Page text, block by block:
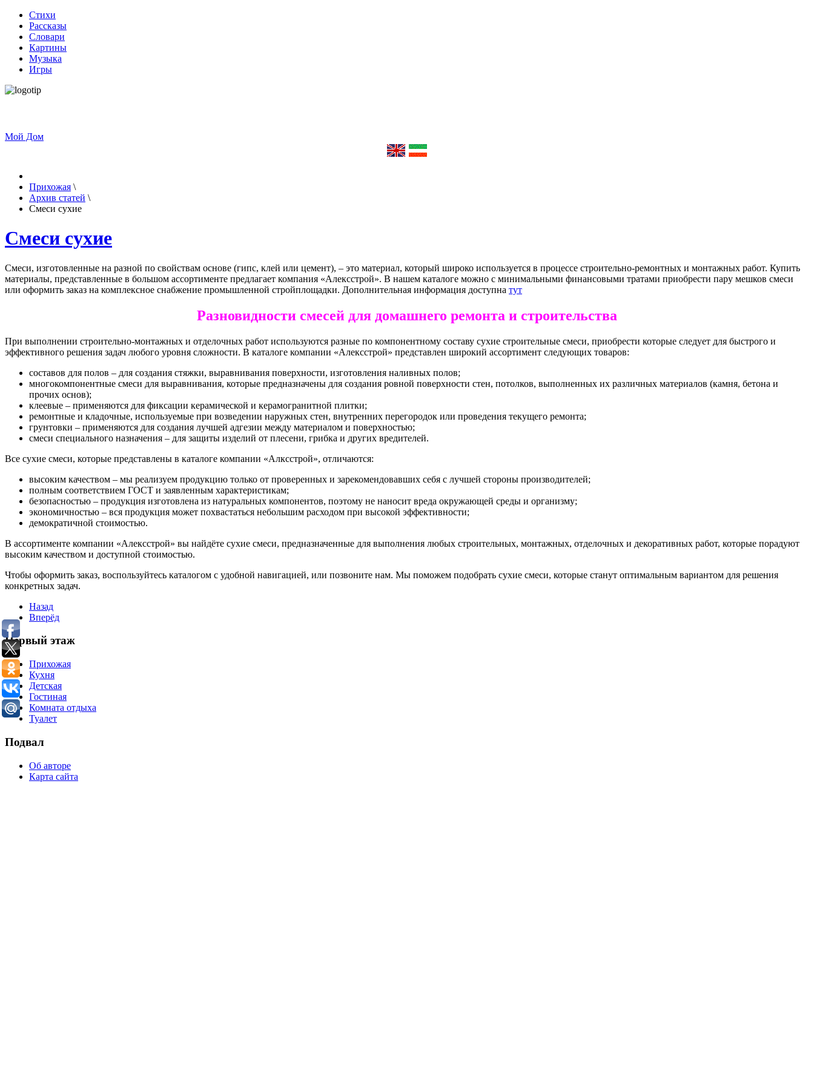
Стихи
Рассказы
Словари
Картины
Музыка
Игры
Мой Дом
Прихожая \
Архив статей \
Смеси сухие
Смеси сухие
Смеси, изготовленные на разной по свойствам основе (гипс, клей или цемент), – это материал, который широко используется в процессе строительно-ремонтных и монтажных работ. Купить
материалы, представленные в большом ассортименте предлагает компания «Алексстрой». В нашем каталоге можно с минимальными финансовыми тратами приобрести пару мешков смеси
или оформить заказ на комплексное снабжение промышленной стройплощадки. Дополнительная информация доступна тут
Разновидности смесей для домашнего ремонта и строительства
При выполнении строительно-монтажных и отделочных работ используются разные по компонентному составу сухие строительные смеси, приобрести которые следует для быстрого и
эффективного решения задач любого уровня сложности. В каталоге компании «Алексстрой» представлен широкий ассортимент следующих товаров:
составов для полов – для создания стяжки, выравнивания поверхности, изготовления наливных полов;
многокомпонентные смеси для выравнивания, которые предназначены для создания ровной поверхности стен, потолков, выполненных их различных материалов (камня, бетона и
прочих основ);
клеевые – применяются для фиксации керамической и керамогранитной плитки;
ремонтные и кладочные, используемые при возведении наружных стен, внутренних перегородок или проведения текущего ремонта;
грунтовки – применяются для создания лучшей адгезии между материалом и поверхностью;
смеси специального назначения – для защиты изделий от плесени, грибка и других вредителей.
Все сухие смеси, которые представлены в каталоге компании «Алксстрой», отличаются:
высоким качеством – мы реализуем продукцию только от проверенных и зарекомендовавших себя с лучшей стороны производителей;
полным соответствием ГОСТ и заявленным характеристикам;
безопасностью – продукция изготовлена из натуральных компонентов, поэтому не наносит вреда окружающей среды и организму;
экономичностью – вся продукция может похвастаться небольшим расходом при высокой эффективности;
демократичной стоимостью.
В ассортименте компании «Алексстрой» вы найдёте сухие смеси, предназначенные для выполнения любых строительных, монтажных, отделочных и декоративных работ, которые порадуют
высоким качеством и доступной стоимостью.
Чтобы оформить заказ, воспользуйтесь каталогом с удобной навигацией, или позвоните нам. Мы поможем подобрать сухие смеси, которые станут оптимальным вариантом для решения
конкретных задач.
Назад
Вперёд
Первый этаж
Прихожая
Кухня
Детская
Гостиная
Комната отдыха
Туалет
Подвал
Об авторе
Карта сайта